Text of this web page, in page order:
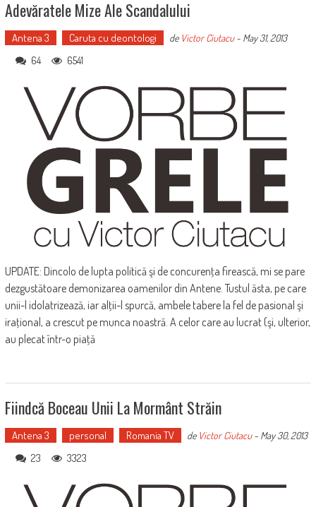
Adevăratele Mize Ale Scandalului
Antena 3 Caruta cu deontologi de Victor Ciutacu- May 31, 2013
64 6541
UPDATE: Dincolo de lupta politică şi de concurenţa firească, mi se pare
dezgustătoare demonizarea oamenilor din Antene. Tustul ăsta, pe care
unii-l idolatrizează, iar alţii-l spurcă, ambele tabere la fel de pasional şi
iraţional, a crescut pe munca noastră. A celor care au lucrat (şi, ulterior,
au plecat într-o piaţă
Fiindcă Boceau Unii La Mormânt Străin
Antena 3 personal Romania TV de Victor Ciutacu- May 30, 2013
23 3323